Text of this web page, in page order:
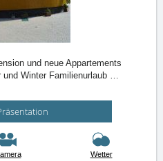
und neue Appartements
Winter Familienurlaub …
Wetter